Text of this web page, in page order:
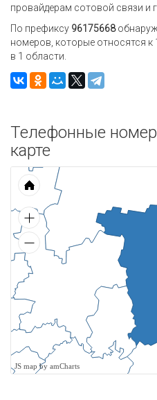
провайдерам сотовой связи и
По префиксу 96175668
номеров, которые относятся к
в 1 области.
Телефонные
карте
JS map by amCharts